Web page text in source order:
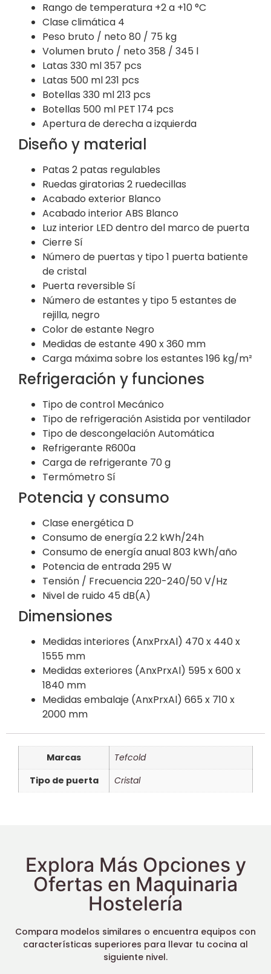
Rango de temperatura +2 a +10 °C
Clase climática 4
Peso bruto / neto 80 / 75 kg
Volumen bruto / neto 358 / 345 l
Latas 330 ml357 pcs
Latas 500 ml231 pcs
Botellas 330 ml213 pcs
Botellas 500 ml PET 174 pcs
Apertura de derecha a izquierda
Diseño y material
Patas 2 patas regulables
Ruedas giratorias 2 ruedecillas
Acabado exterior Blanco
Acabado interiorABS Blanco
Luz interior LED dentro del marco de puerta
CierreSí
Número de puertas y tipo 1 puerta batiente
de cristal
Puerta reversibleSí
Número de estantes y tipo 5 estantes de
rejilla, negro
Color de estante Negro
Medidas de estante 490 x 360 mm
Carga máxima sobre los estantes 196 kg/m²
Refrigeración y funciones
Tipo de control Mecánico
Tipo de refrigeraciónAsistida por ventilador
Tipo de descongelaciónAutomática
Refrigerante R600a
Carga de refrigerante 70 g
Termómetro Sí
Potencia y consumo
Clase energética D
Consumo de energía2.2 kWh/24h
Consumo de energía anual803 kWh/año
Potencia de entrada295 W
Tensión / Frecuencia220-240/50 V/Hz
Nivel de ruido 45 dB(A)
Dimensiones
Medidas interiores (AnxPrxAl) 470 x 440 x
1555 mm
Medidas exteriores (AnxPrxAl) 595 x 600 x
1840 mm
Medidas embalaje (AnxPrxAl) 665 x 710 x
2000 mm
Marcas
Tefcold
Tipo de puerta
Cristal
Explora Más Opciones y
Ofertas en Maquinaria
Hostelería
Compara modelos similares o encuentra equipos con
características superiores para llevar tu cocina al
siguiente nivel.